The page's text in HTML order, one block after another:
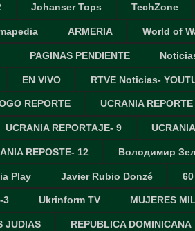
Johanser Tops TechZone
ARMERIA World of
PAGINAS PENDIENTE
EN VIVO RTVE Noticias-
REPORTE UCRANIA
UCRANIA REPORTAJE- 9
REPOSTE- 12 Володимир
Play Javier Rubio Donzé
3 Ukrinform TV MUJERES
JUDIAS REPUBLICA DOMINICANA